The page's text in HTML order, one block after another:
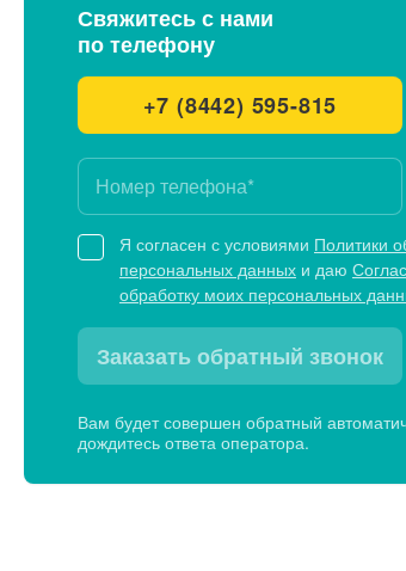
Свяжитесь с нами
по телефону
+7 (8442) 595-815
Я согласен с условиями Политики
персональных данных и даю
обработку моих персональных
Заказать обратный звонок
Вам будет совершен обратный
дождитесь ответа оператора.